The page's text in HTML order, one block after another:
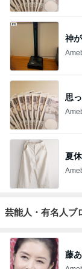
神
思
夏
芸能人・有名人ブ
藤